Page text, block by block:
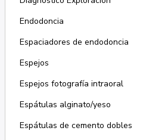
Endodoncia
Espaciadores de endodoncia
Espejos
Espejos fotografía intraoral
Espátulas alginato/yeso
Espátulas de cemento dobles